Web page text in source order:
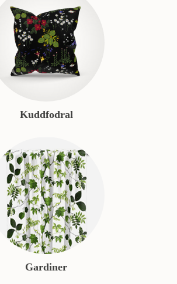
Kuddfodral
Gardiner